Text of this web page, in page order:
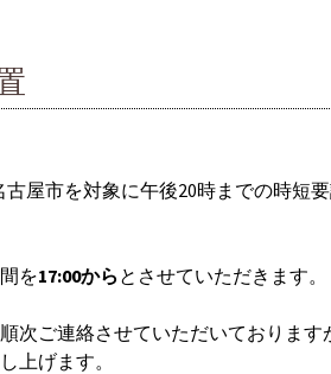
屋市を対象に午後20時までの時短
を17:00から とさせていただきます。
次ご連絡させていただいております
上げます。